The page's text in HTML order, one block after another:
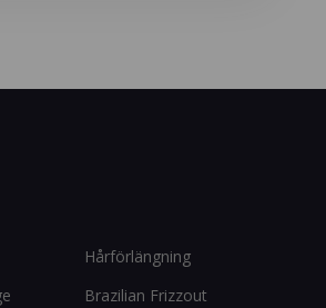
Hårförlängning
Brazilian Frizzout